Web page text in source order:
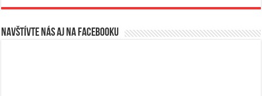
Navštívte nás aj na Facebooku